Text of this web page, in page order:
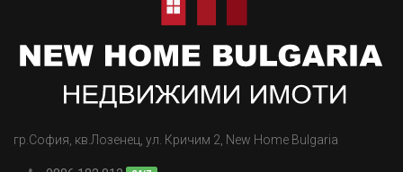
гр.София, кв.Лозенец, ул. Кричим 2, New Home Bulgaria